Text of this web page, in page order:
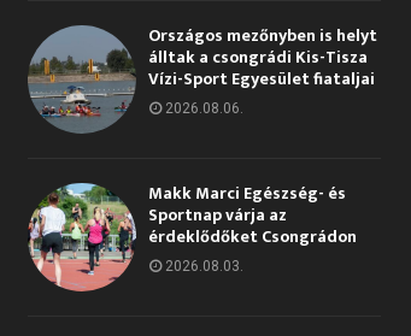
Országos mezőnyben is helyt
álltak a csongrádi Kis-Tisza
Vízi-Sport Egyesület fiataljai
2026.08.06.
Makk Marci Egészség- és
Sportnap várja az
érdeklődőket Csongrádon
2026.08.03.